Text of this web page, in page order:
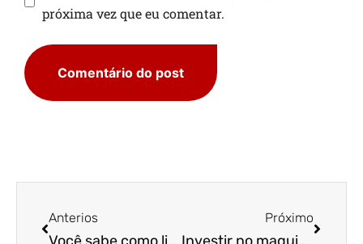
próxima vez que eu comentar.
Anterios Próximo